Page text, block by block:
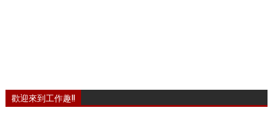
歡迎來到工作趣!!